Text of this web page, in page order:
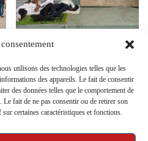
utilisons des technologies telles que les
des appareils. Le fait de consentir
des données telles que le comportement de
fait de ne pas consentir ou de retirer son
certaines caractéristiques et fonctions.
Grève de la faim pour Oligui
symptomatique d’un culte de la
personnalité dépassé
26 January 2025